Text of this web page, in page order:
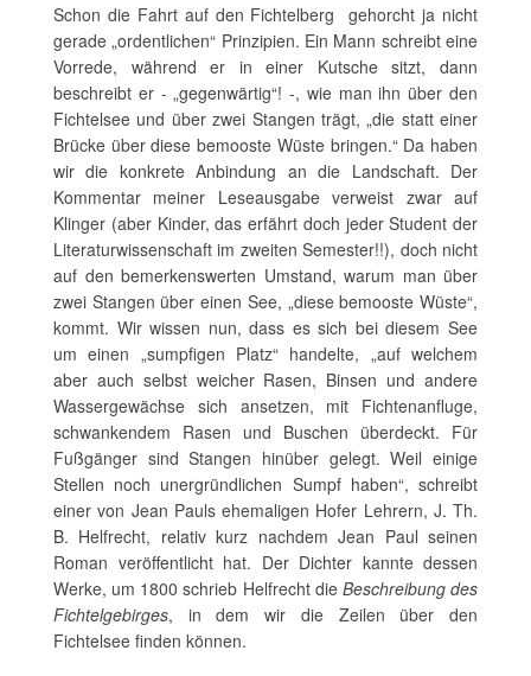
Schon die Fahrt auf den Fichtelberg gehorcht ja nicht
gerade „ordentlichen“ Prinzipien. Ein Mann schreibt eine
Vorrede, während er in einer Kutsche sitzt, dann
beschreibt er - „gegenwärtig“! -, wie man ihn über den
Fichtelsee und über zwei Stangen trägt, „die statt einer
Brücke über diese bemooste Wüste bringen.“ Da haben
wir die konkrete Anbindung an die Landschaft. Der
Kommentar meiner Leseausgabe verweist zwar auf
Klinger (aber Kinder, das erfährt doch jeder Student der
Literaturwissenschaft im zweiten Semester!!), doch nicht
auf den bemerkenswerten Umstand, warum man über
zwei Stangen über einen See, „diese bemooste Wüste“,
kommt. Wir wissen nun, dass es sich bei diesem See
um einen „sumpfigen Platz“ handelte, „auf welchem
aber auch selbst weicher Rasen, Binsen und andere
Wassergewächse sich ansetzen, mit Fichtenanfluge,
schwankendem Rasen und Buschen überdeckt. Für
Fußgänger sind Stangen hinüber gelegt. Weil einige
Stellen noch unergründlichen Sumpf haben“, schreibt
einer von Jean Pauls ehemaligen Hofer Lehrern, J. Th.
B. Helfrecht, relativ kurz nachdem Jean Paul seinen
Roman veröffentlicht hat. Der Dichter kannte dessen
Werke, um 1800 schrieb Helfrecht die Beschreibung des
Fichtelgebirges, in dem wir die Zeilen über den
Fichtelsee finden können.